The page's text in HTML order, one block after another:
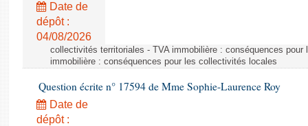
Date de
dépôt :
04/08/2026
collectivités territoriales - TVA immobilière : conséquences
immobilière : conséquences pour les collectivités locales
Question écrite n° 17594 de Mme Sophie-Laurence Roy
Date de
dépôt :